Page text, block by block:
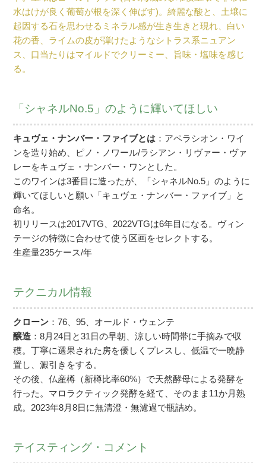
水はけが良く葡萄が根を深く伸ばす)。綺麗な酸と、土壌に
起因する石を思わせるミネラル感が生き生きと現れ、白い
花の香、ライムの皮が弾けたようなシトラス系ニュアン
ス、口当たりはマイルドでクリーミー、旨味・塩味を感じ
る。
「シャネルNo.5」のように輝いてほしい
キュヴェ・ナンバー・ファイブとは ：アペラシオン・ワイ
ンを造り始め、ピノ・ノワール/ラシアン・リヴァー・ヴァ
レーをキュヴェ・ナンバー・ワンとした。
このワインは3番目に造ったが、「シャネルNo.5」のように
輝いてほしいと願い「キュヴェ・ナンバー・ファイブ」と
命名。
初リリースは2017VTG、2022VTGは6年目になる。ヴィン
テージの特徴に合わせて使う区画をセレクトする。
生産量235ケース/年
テクニカル情報
クローン ：76、95、オールド・ウェンテ
醸造 ：8月24日と31日の早朝、涼しい時間帯に手摘みで収
穫。丁寧に選果された房を優しくプレスし、低温で一晩静
置し、澱引きをする。
その後、仏産樽（新樽比率60%）で天然酵母による発酵を
行った。マロラクティック発酵を経て、そのまま11か月熟
成。2023年8月8日に無清澄・無濾過で瓶詰め。
テイスティング・コメント